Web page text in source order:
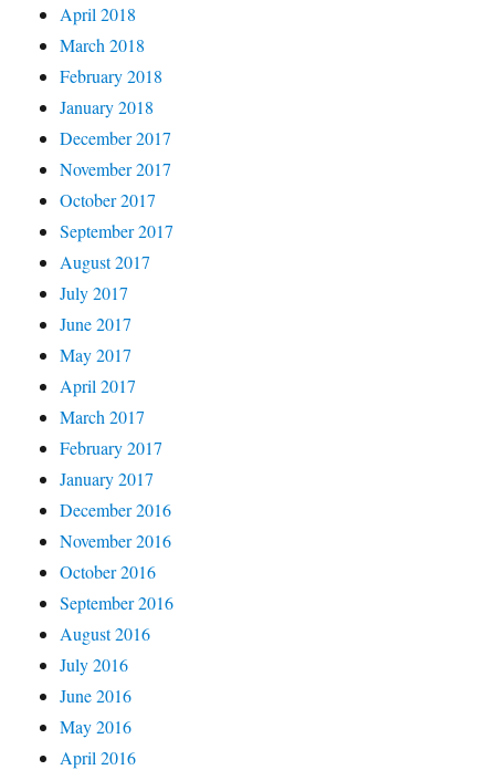
April 2018
March 2018
February 2018
January 2018
December 2017
November 2017
October 2017
September 2017
August 2017
July 2017
June 2017
May 2017
April 2017
March 2017
February 2017
January 2017
December 2016
November 2016
October 2016
September 2016
August 2016
July 2016
June 2016
May 2016
April 2016